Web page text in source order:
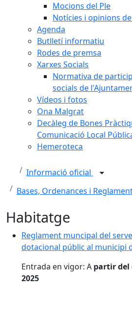
Mocions del Ple
Notícies i opinions
Agenda
Butlletí informatiu
Rodes de premsa
Xarxes Socials
Normativa de
socials de
Vídeos i fotos
Ona Malgrat
Decàleg de Bones
Comunicació Local
Hemeroteca
Informació oficial
Bases, Ordenances i
Habitatge
Reglament muncipal del
dotacional públic al municipi
Entrada en vigor: A partir del
2025